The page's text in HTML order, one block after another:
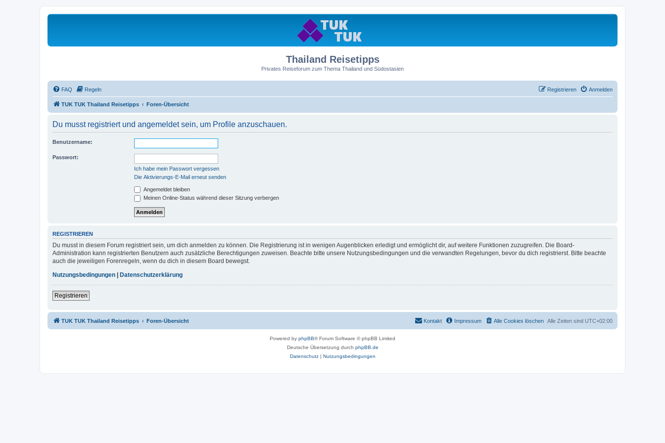
Thailand Reisetipps
Privates Reiseforum zum Thema Thailand und Südostasien
FAQ Regeln Anmelden
Registrieren
TUK TUK Thailand Reisetipps Foren-Übersicht
Du musst registriert und angemeldet sein, um Profile anzuschauen.
Benutzername:
Passwort:
Ich habe mein Passwort vergessen
Die Aktivierungs-E-Mail erneut senden
Angemeldet bleiben
Meinen Online-Status während dieser Sitzung verbergen
REGISTRIEREN
Du musst in diesem Forum registriert sein, um dich anmelden zu können. Die Registrierung ist in wenigen Augenblicken erledigt und ermöglicht dir, auf weitere Funktionen zuzugreifen. Die Board-
Administration kann registrierten Benutzern auch zusätzliche Berechtigungen zuweisen. Beachte bitte unsere Nutzungsbedingungen und die verwandten Regelungen, bevor du dich registrierst. Bitte beachte
auch die jeweiligen Forenregeln, wenn du dich in diesem Board bewegst.
Nutzungsbedingungen
Datenschutzerklärung
Registrieren
TUK TUK Thailand Reisetipps Foren-Übersicht Alle Zeiten sind UTC+02:00
Alle Cookies löschen
Impressum
Kontakt
Powered by phpBB® Forum Software © phpBB Limited
Deutsche Übersetzung durch phpBB.de
Datenschutz| Nutzungsbedingungen